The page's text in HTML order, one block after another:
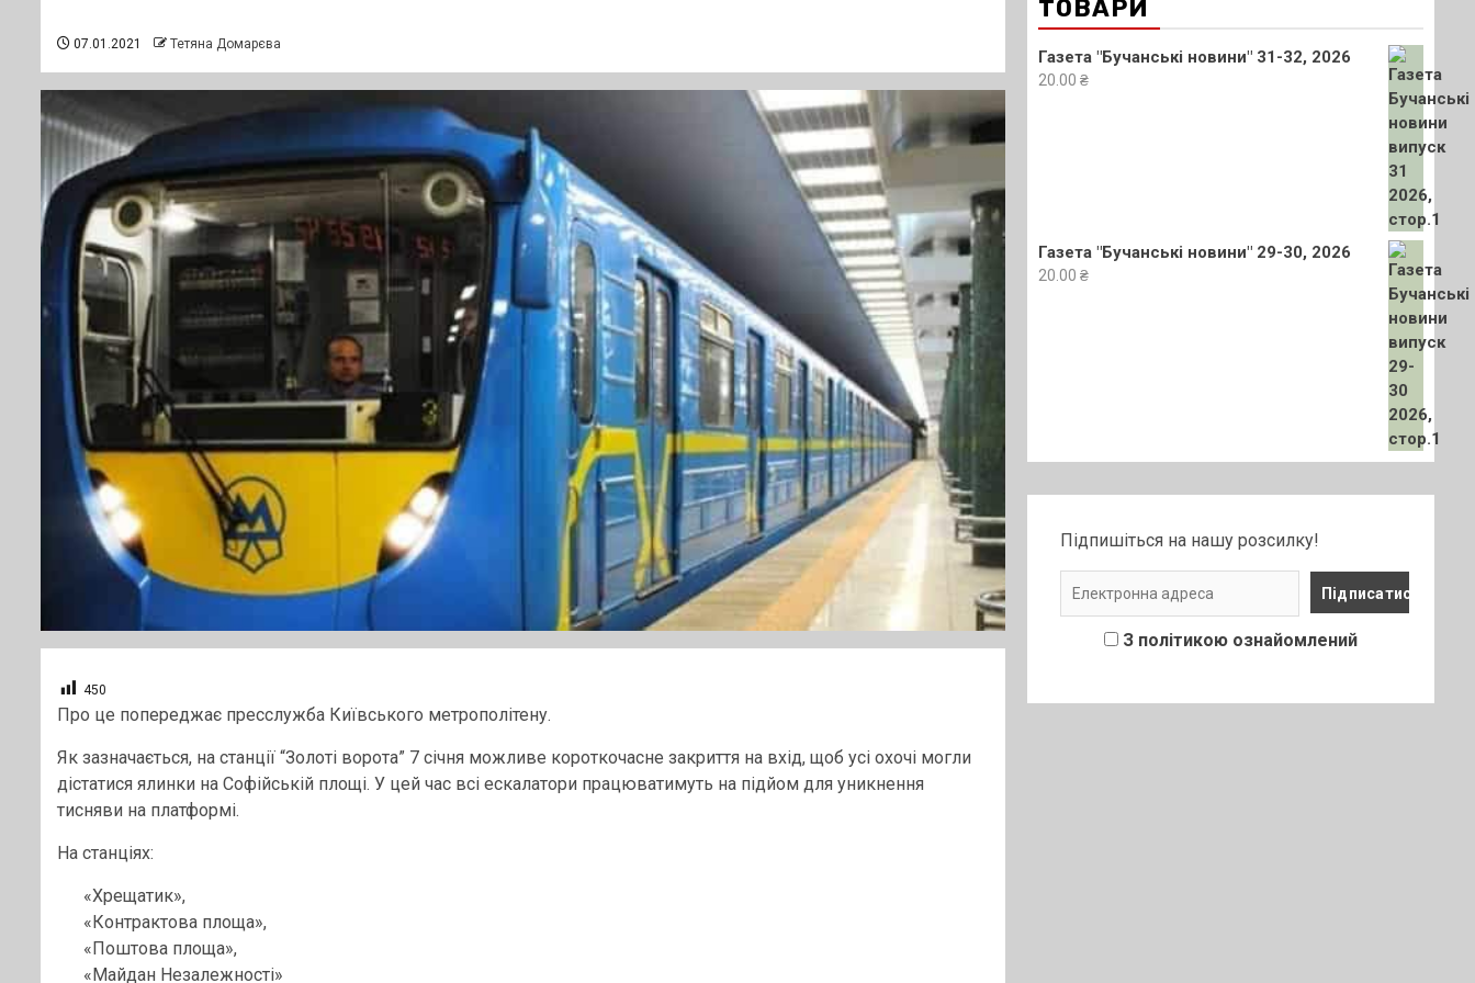
07.01.2021 Тетяна Домарєва
450
Про це попереджає пресслужба Київського метрополітену.
Як зазначається, на станції “Золоті ворота” 7 січня можливе короткочасне закриття на вхід, щоб усі охочі могли
дістатися ялинки на Софійській площі. У цей час всі ескалатори працюватимуть на підйом для уникнення
тисняви на платформі.
На станціях:
«Хрещатик»,
«Контрактова площа»,
«Поштова площа»,
«Майдан Незалежності»
ТОВАРИ
Газета "Бучанські новини" 31-32, 2026
20.00 ₴
Газета "Бучанські новини" 29-30, 2026
20.00 ₴
Підпишіться на нашу розсилку!
З політикою ознайомлений